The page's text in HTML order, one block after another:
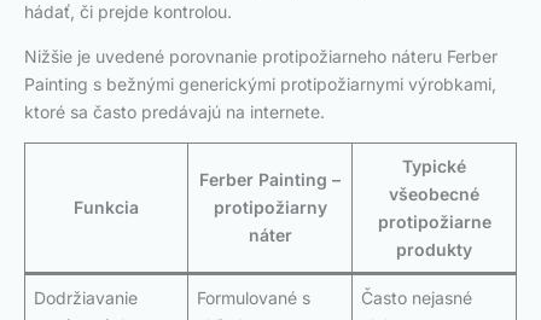
hádať, či prejde kontrolou.
Nižšie je uvedené porovnanie protipožiarneho náteru Ferber
Painting s bežnými generickými protipožiarnymi výrobkami,
ktoré sa často predávajú na internete.
Funkcia
Ferber Painting –
protipožiarny
náter
Typické
všeobecné
protipožiarne
produkty
Dodržiavanie
Formulované s
Často nejasné